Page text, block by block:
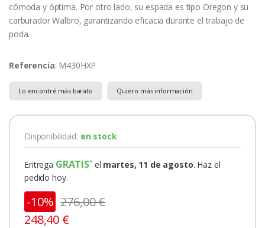
cómoda y óptima. Por otro lado, su espada es tipo Oregon y su
carburador Walbro, garantizando eficacia durante el trabajo de
poda.
Referencia: M430HXP
Lo encontré más barato Quiero más información
Disponibilidad: en stock
Entrega GRATIS el martes, 11 de agosto. Haz el
pedido hoy.
-10% 276,00 €
248,40 €